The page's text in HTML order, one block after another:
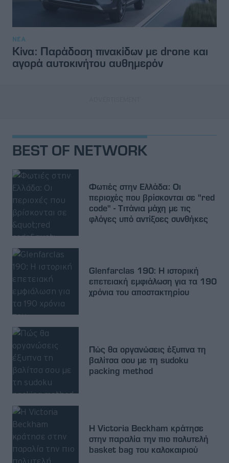
ΝΕΑ
Κίνα: Παράδοση πινακίδων με drone και
αγορά αυτοκινήτου αυθημερόν
BEST OF NETWORK
Φωτιές στην Ελλάδα: Οι
περιοχές που βρίσκονται σε "red
code" - Τιτάνια μάχη με τις
φλόγες υπό αντίξοες συνθήκες
Glenfarclas 190: Η ιστορική
επετειακή εμφιάλωση για τα 190
χρόνια του αποστακτηρίου
Πώς θα οργανώσεις έξυπνα τη
βαλίτσα σου με τη sudoku
packing method
Η Victoria Beckham κράτησε
στην παραλία την πιο πολυτελή
basket bag του καλοκαιριού